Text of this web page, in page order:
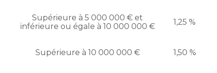
Supérieure à 5 000 000 € et
inférieure ou égale à 10 000 000 €
1,25 %
Supérieure à 10 000 000 € 1,50 %